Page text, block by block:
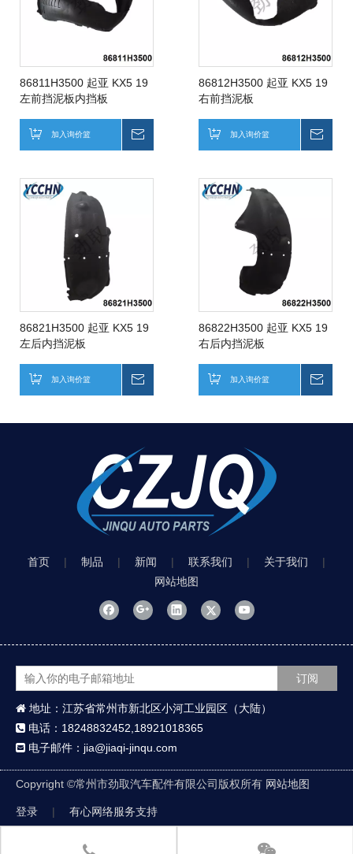
86811H3500 起亚 KX5 19
左前挡泥板内挡板
加入询价篮
86812H3500 起亚 KX5 19
右前挡泥板
加入询价篮
86821H3500 起亚 KX5 19
左后内挡泥板
加入询价篮
86822H3500 起亚 KX5 19
右后内挡泥板
加入询价篮
首页 | 制品 | 新闻 | 联系我们 | 关于我们
|
网站地图
订阅
 地址：江苏省常州市新北区小河工业园区（大陆）
 电话：18248832452,18921018365
 电子邮件：jia@jiaqi-jinqu.com
Copyright ©常州市劲取汽车配件有限公司版权所有 网站地图
登录 | 有心网络服务支持